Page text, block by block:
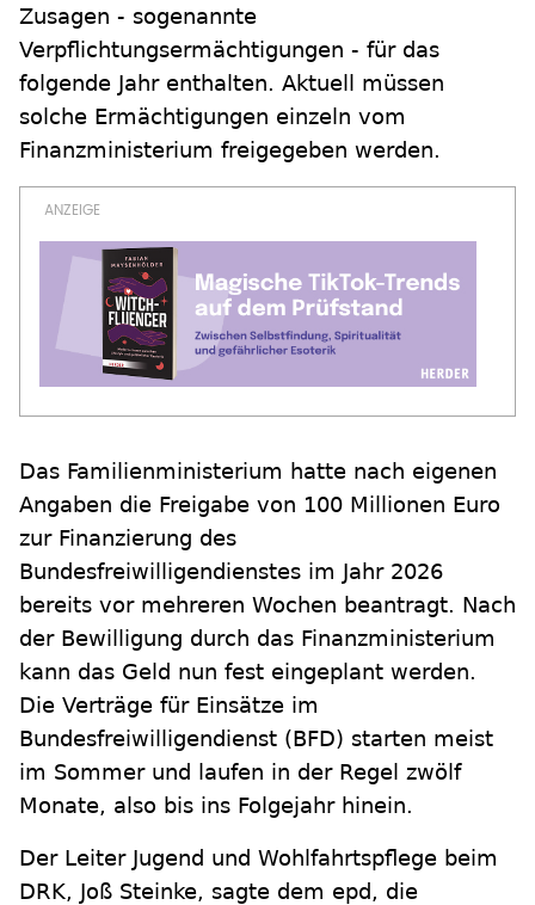
Zusagen - sogenannte
Verpflichtungsermächtigungen - für das
folgende Jahr enthalten. Aktuell müssen
solche Ermächtigungen einzeln vom
Finanzministerium freigegeben werden.
Das Familienministerium hatte nach eigenen
Angaben die Freigabe von 100 Millionen Euro
zur Finanzierung des
Bundesfreiwilligendienstes im Jahr 2026
bereits vor mehreren Wochen beantragt. Nach
der Bewilligung durch das Finanzministerium
kann das Geld nun fest eingeplant werden.
Die Verträge für Einsätze im
Bundesfreiwilligendienst (BFD) starten meist
im Sommer und laufen in der Regel zwölf
Monate, also bis ins Folgejahr hinein.
Der Leiter Jugend und Wohlfahrtspflege beim
DRK, Joß Steinke, sagte dem epd, die